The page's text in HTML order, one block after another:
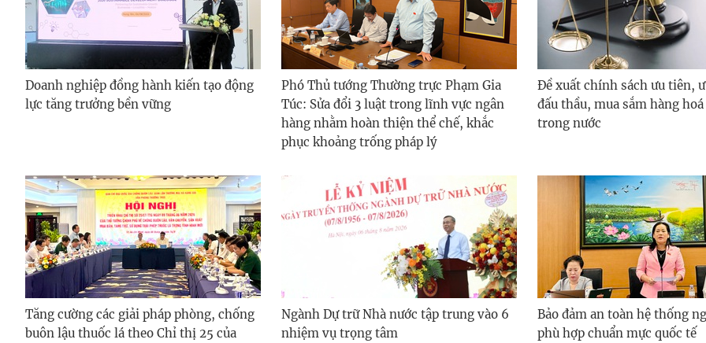
Doanh nghiệp đồng hành kiến tạo động
lực tăng trưởng bền vững
Phó Thủ tướng Thường trực Phạm Gia
Túc: Sửa đổi 3 luật trong lĩnh vực ngân
hàng nhằm hoàn thiện thể chế, khắc
phục khoảng trống pháp lý
Đề xuất chính sách ưu tiên,
đấu thầu, mua sắm hàng
trong nước
Tăng cường các giải pháp phòng, chống
buôn lậu thuốc lá theo Chỉ thị 25 của
Ngành Dự trữ Nhà nước tập trung vào 6
nhiệm vụ trọng tâm
Bảo đảm an toàn hệ thống
phù hợp chuẩn mực quốc tế